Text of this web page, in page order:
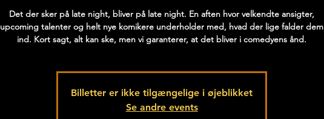
Det der sker på late night, bliver på late night. En aften hvor velkendte ansigter,
upcoming talenter og helt nye komikere underholder med, hvad der lige falder dem
ind. Kort sagt, alt kan ske, men vi garanterer, at det bliver i comedyens ånd.
Billetter er ikke tilgængelige i øjeblikket
Se andre events